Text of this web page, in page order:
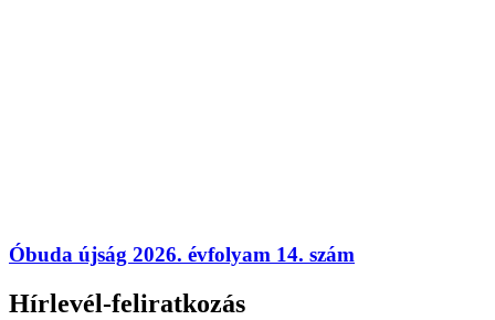
Óbuda újság 2026. évfolyam 14. szám
Hírlevél-feliratkozás